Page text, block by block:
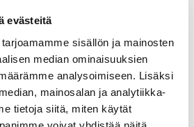
evästeitä
sisällön ja mainosten
median ominaisuuksien
analysoimiseen. Lisäksi
mainosalan ja analytiikka-
tietoja siitä, miten käytät
jää helposti jumiin omalle
kirjaan. Se saattaa tarjota
ja jopa erilaisia epämukavaltakin
mieli ja ajattelu saavat näin uusia
– ehkä joskus myös uusia hyvinvoinnin